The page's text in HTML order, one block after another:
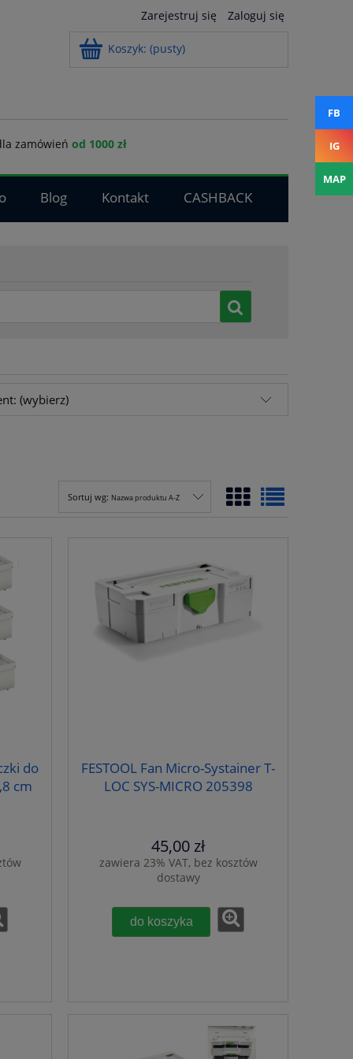
Zarejestruj się Zaloguj się
Koszyk: (pusty)
zamówień od 1000 zł
Blog Kontakt CASHBACK
(wybierz)
Sortuj wg: Nazwa produktu A-Z
do
cm
FESTOOL Fan Micro-Systainer T-
LOC SYS-MICRO 205398
45,00 zł
zawiera 23% VAT, bez kosztów
dostawy
do koszyka
FB
IG
MAP